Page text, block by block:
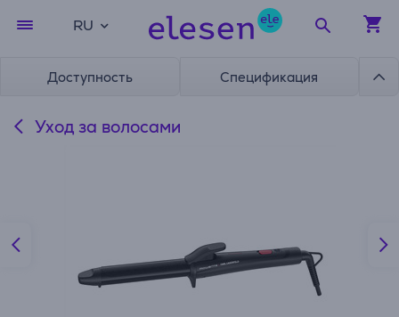
RU
Доступность Спецификация
Уход за волосами